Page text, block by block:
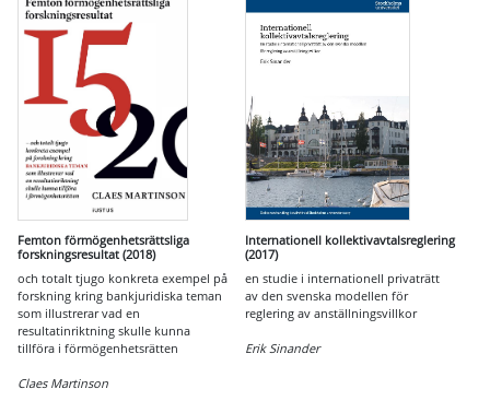
Femton förmögenhetsrättsliga
forskningsresultat (2018)
och totalt tjugo konkreta exempel på
forskning kring bankjuridiska teman
som illustrerar vad en
resultatinriktning skulle kunna
tillföra i förmögenhetsrätten
Claes Martinson
Internationell kollektivavtalsreglering
(2017)
en studie i internationell privaträtt
av den svenska modellen för
reglering av anställningsvillkor
Erik Sinander